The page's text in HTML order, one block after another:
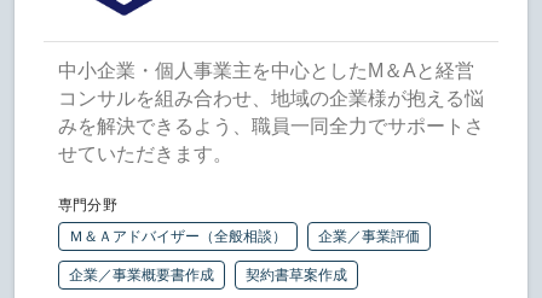
中小企業・個人事業主を中心としたM＆Aと経営
コンサルを組み合わせ、地域の企業様が抱える悩
みを解決できるよう、職員一同全力でサポートさ
せていただきます。
専門分野
Ｍ＆Ａアドバイザー（全般相談）
企業／事業評価
企業／事業概要書作成 契約書草案作成